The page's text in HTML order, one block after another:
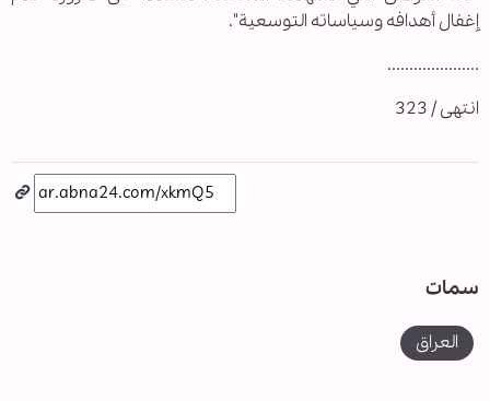
إغفال أهدافه وسياساته التوسعية".
.....................
انتهى / 323
سمات
العراق